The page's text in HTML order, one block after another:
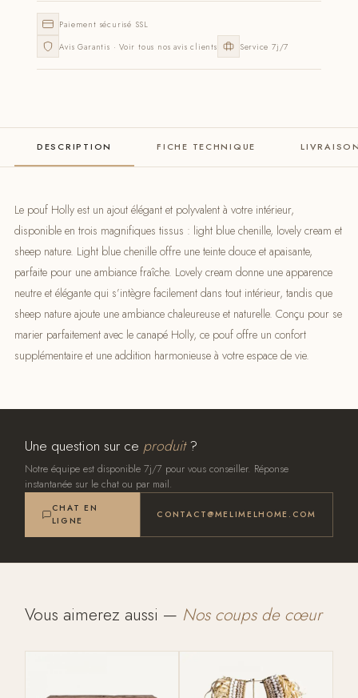
Paiement sécurisé SSL
Avis Garantis · Voir tous nos avis clients
Service 7j/7
DESCRIPTION FICHE TECHNIQUE
Le pouf Holly est un ajout élégant et polyvalent à votre intérieur,
disponible en trois magnifiques tissus : light blue chenille, lovely cream et
sheep nature. Light blue chenille offre une teinte douce et apaisante,
parfaite pour une ambiance fraîche. Lovely cream donne une apparence
neutre et élégante qui s’intègre facilement dans tout intérieur, tandis que
sheep nature ajoute une ambiance chaleureuse et naturelle. Conçu pour se
marier parfaitement avec le canapé Holly, ce pouf offre un confort
supplémentaire et une addition harmonieuse à votre espace de vie.
Une question sur ce produit?
Notre équipe est disponible 7j/7 pour vous conseiller. Réponse
instantanée sur le chat ou par mail.
CHAT EN
LIGNE
CONTACT@MELIMELHOME.COM
Vous aimerez aussi — Nos coups de cœur